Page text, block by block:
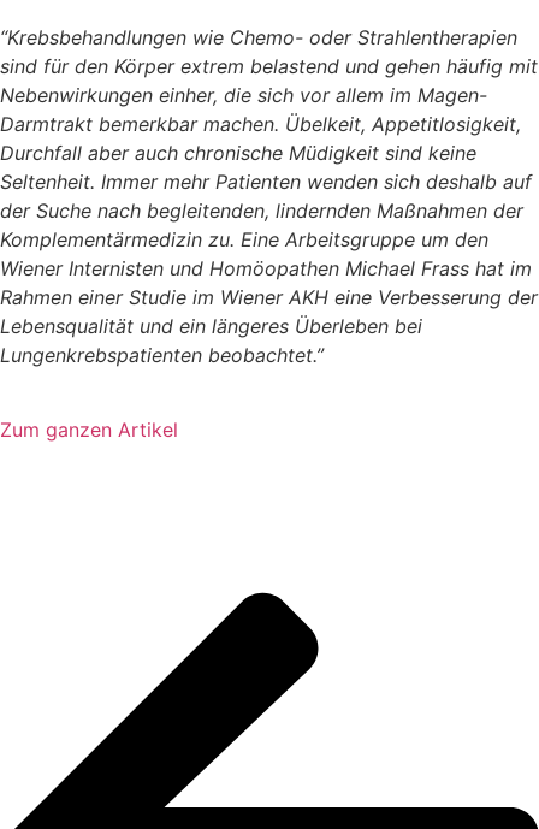
“Krebsbehandlungen wie Chemo- oder Strahlentherapien
sind für den Körper extrem belastend und gehen häufig mit
Nebenwirkungen einher, die sich vor allem im Magen-
Darmtrakt bemerkbar machen. Übelkeit, Appetitlosigkeit,
Durchfall aber auch chronische Müdigkeit sind keine
Seltenheit. Immer mehr Patienten wenden sich deshalb auf
der Suche nach begleitenden, lindernden Maßnahmen der
Komplementärmedizin zu. Eine Arbeitsgruppe um den
Wiener Internisten und Homöopathen Michael Frass hat im
Rahmen einer Studie im Wiener AKH eine Verbesserung der
Lebensqualität und ein längeres Überleben bei
Lungenkrebspatienten beobachtet.”
Zum ganzen Artikel